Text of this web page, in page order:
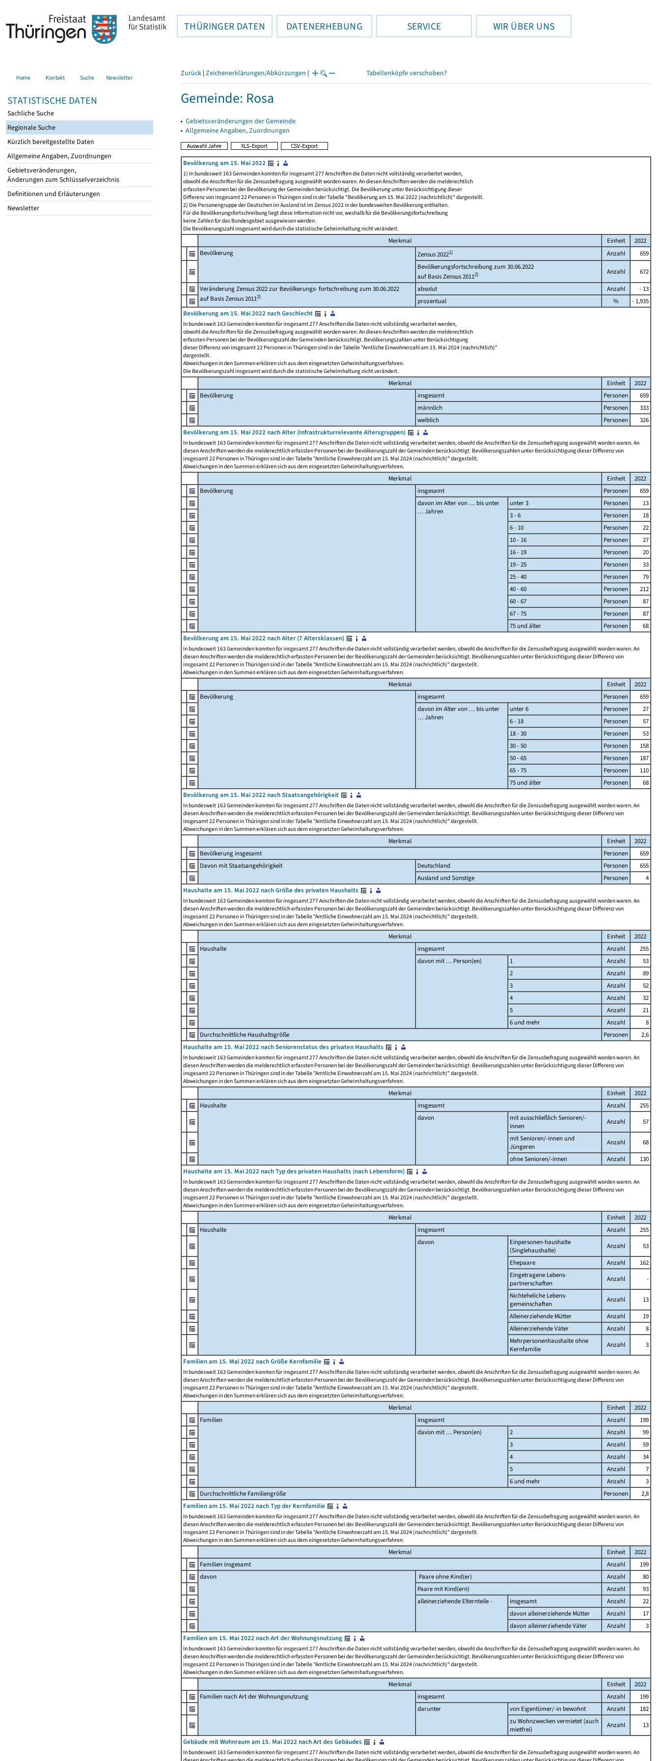
THÜRINGER DATEN DATENERHEBUNG SERVICE WIR ÜBER UNS
Home Kontakt Suche Newsletter
STATISTISCHE DATEN
Sachliche Suche
Regionale Suche
Kürzlich bereitgestellte Daten
Allgemeine Angaben, Zuordnungen
Gebietsveränderungen,
Änderungen zum Schlüsselverzeichnis
Definitionen und Erläuterungen
Newsletter
Zurück | Zeichenerklärungen/Abkürzungen | Tabellenköpfe verschoben?
Gemeinde: Rosa
▸ Gebietsveränderungen der Gemeinde
▸ Allgemeine Angaben, Zuordnungen
Bevölkerung am 15. Mai 2022
1) In bundesweit 163 Gemeinden konnten für insgesamt 277 Anschriften die Daten nicht vollständig verarbeitet werden,
obwohl die Anschriften für die Zensusbefragung ausgewählt worden waren. An diesen Anschriften werden die melderechtlich
erfassten Personen bei der Bevölkerung der Gemeinden berücksichtigt. Die Bevölkerung unter Berücksichtigung dieser
Differenz von insgesamt 22 Personen in Thüringen sind in der Tabelle "Bevölkerung am 15. Mai 2022 (nachrichtlich)" dargestellt.
2) Die Personengruppe der Deutschen im Ausland ist im Zensus 2022 in der bundesweiten Bevölkerung enthalten.
Für die Bevölkerungsfortschreibung liegt diese Information nicht vor, weshalb für die Bevölkerungsfortschreibung
keine Zahlen für das Bundesgebiet ausgewiesen werden.
Die Bevölkerungszahl insgesamt wird durch die statistische Geheimhaltung nicht verändert.
Merkmal Einheit
2022
Bevölkerung
Zensus 20221) Anzahl
659
Bevölkerungsfortschreibung zum 30.06.2022
auf Basis Zensus 20112) Anzahl 672
Veränderung Zensus 2022 zur Bevölkerungs- fortschreibung zum 30.06.2022
auf Basis Zensus 20112)
absolut Anzahl
- 13
prozentual
%
- 1,935
Bevölkerung am 15. Mai 2022 nach Geschlecht
In bundesweit 163 Gemeinden konnten für insgesamt 277 Anschriften die Daten nicht vollständig verarbeitet werden,
obwohl die Anschriften für die Zensusbefragung ausgewählt worden waren. An diesen Anschriften werden die melderechtlich
erfassten Personen bei der Bevölkerungszahl der Gemeinden berücksichtigt. Bevölkerungszahlen unter Berücksichtigung
dieser Differenz von insgesamt 22 Personen in Thüringen sind in der Tabelle "Amtliche Einwohnerzahl am 15. Mai 2024 (nachrichtlich)"
dargestellt.
Abweichungen in den Summen erklären sich aus dem eingesetzten Geheimhaltungsverfahren.
Die Bevölkerungszahl insgesamt wird durch die statistische Geheimhaltung nicht verändert.
Merkmal Einheit
2022
Bevölkerung
insgesamt Personen
659
männlich
Personen
333
weiblich
Personen
326
Bevölkerung am 15. Mai 2022 nach Alter (Infrastrukturrelevante Altersgruppen)
In bundesweit 163 Gemeinden konnten für insgesamt 277 Anschriften die Daten nicht vollständig verarbeitet werden, obwohl die Anschriften für die Zensusbefragung ausgewählt worden waren. An
diesen Anschriften werden die melderechtlich erfassten Personen bei der Bevölkerungszahl der Gemeinden berücksichtigt. Bevölkerungszahlen unter Berücksichtigung dieser Differenz von
insgesamt 22 Personen in Thüringen sind in der Tabelle "Amtliche Einwohnerzahl am 15. Mai 2024 (nachrichtlich)" dargestellt.
Abweichungen in den Summen erklären sich aus dem eingesetzten Geheimhaltungsverfahren.
Merkmal Einheit
2022
Bevölkerung
insgesamt Personen
659
davon im Alter von … bis unter
… Jahren
unter 3 Personen
13
3 - 6
Personen
18
6 - 10
Personen
22
10 - 16
Personen
27
16 - 19
Personen
20
19 - 25
Personen
33
25 - 40
Personen
79
40 - 60
Personen
212
60 - 67
Personen
87
67 - 75
Personen
87
75 und älter
Personen
68
Bevölkerung am 15. Mai 2022 nach Alter (7 Altersklassen)
In bundesweit 163 Gemeinden konnten für insgesamt 277 Anschriften die Daten nicht vollständig verarbeitet werden, obwohl die Anschriften für die Zensusbefragung ausgewählt worden waren. An
diesen Anschriften werden die melderechtlich erfassten Personen bei der Bevölkerungszahl der Gemeinden berücksichtigt. Bevölkerungszahlen unter Berücksichtigung dieser Differenz von
insgesamt 22 Personen in Thüringen sind in der Tabelle "Amtliche Einwohnerzahl am 15. Mai 2024 (nachrichtlich)" dargestellt.
Abweichungen in den Summen erklären sich aus dem eingesetzten Geheimhaltungsverfahren.
Merkmal Einheit
2022
Bevölkerung
insgesamt Personen
659
davon im Alter von … bis unter
… Jahren
unter 6 Personen
27
6 - 18
Personen
57
18 - 30
Personen
53
30 - 50
Personen
158
50 - 65
Personen
187
65 - 75
Personen
110
75 und älter
Personen
68
Bevölkerung am 15. Mai 2022 nach Staatsangehörigkeit
In bundesweit 163 Gemeinden konnten für insgesamt 277 Anschriften die Daten nicht vollständig verarbeitet werden, obwohl die Anschriften für die Zensusbefragung ausgewählt worden waren. An
diesen Anschriften werden die melderechtlich erfassten Personen bei der Bevölkerungszahl der Gemeinden berücksichtigt. Bevölkerungszahlen unter Berücksichtigung dieser Differenz von
insgesamt 22 Personen in Thüringen sind in der Tabelle "Amtliche Einwohnerzahl am 15. Mai 2024 (nachrichtlich)" dargestellt.
Abweichungen in den Summen erklären sich aus dem eingesetzten Geheimhaltungsverfahren.
Merkmal Einheit
2022
Bevölkerung insgesamt
Personen
659
Davon mit Staatsangehörigkeit
Deutschland Personen
655
Ausland und Sonstige
Personen
4
Haushalte am 15. Mai 2022 nach Größe des privaten Haushalts
In bundesweit 163 Gemeinden konnten für insgesamt 277 Anschriften die Daten nicht vollständig verarbeitet werden, obwohl die Anschriften für die Zensusbefragung ausgewählt worden waren. An
diesen Anschriften werden die melderechtlich erfassten Personen bei der Bevölkerungszahl der Gemeinden berücksichtigt. Bevölkerungszahlen unter Berücksichtigung dieser Differenz von
insgesamt 22 Personen in Thüringen sind in der Tabelle "Amtliche Einwohnerzahl am 15. Mai 2024 (nachrichtlich)" dargestellt.
Abweichungen in den Summen erklären sich aus dem eingesetzten Geheimhaltungsverfahren.
Merkmal Einheit
2022
Haushalte
insgesamt Anzahl
255
davon mit … Person(en)
1 Anzahl
53
2
Anzahl
89
3
Anzahl
52
4
Anzahl
32
5
Anzahl
21
6 und mehr
Anzahl
8
Durchschnittliche Haushaltsgröße
Personen
2,6
Haushalte am 15. Mai 2022 nach Seniorenstatus des privaten Haushalts
In bundesweit 163 Gemeinden konnten für insgesamt 277 Anschriften die Daten nicht vollständig verarbeitet werden, obwohl die Anschriften für die Zensusbefragung ausgewählt worden waren. An
diesen Anschriften werden die melderechtlich erfassten Personen bei der Bevölkerungszahl der Gemeinden berücksichtigt. Bevölkerungszahlen unter Berücksichtigung dieser Differenz von
insgesamt 22 Personen in Thüringen sind in der Tabelle "Amtliche Einwohnerzahl am 15. Mai 2024 (nachrichtlich)" dargestellt.
Abweichungen in den Summen erklären sich aus dem eingesetzten Geheimhaltungsverfahren.
Merkmal Einheit
2022
Haushalte
insgesamt Anzahl
255
davon
mit ausschließlich Senioren/-
innen
Anzahl
57
mit Senioren/-innen und
Jüngeren
Anzahl
68
ohne Senioren/-innen
Anzahl
130
Haushalte am 15. Mai 2022 nach Typ des privaten Haushalts (nach Lebensform)
In bundesweit 163 Gemeinden konnten für insgesamt 277 Anschriften die Daten nicht vollständig verarbeitet werden, obwohl die Anschriften für die Zensusbefragung ausgewählt worden waren. An
diesen Anschriften werden die melderechtlich erfassten Personen bei der Bevölkerungszahl der Gemeinden berücksichtigt. Bevölkerungszahlen unter Berücksichtigung dieser Differenz von
insgesamt 22 Personen in Thüringen sind in der Tabelle "Amtliche Einwohnerzahl am 15. Mai 2024 (nachrichtlich)" dargestellt.
Abweichungen in den Summen erklären sich aus dem eingesetzten Geheimhaltungsverfahren.
Merkmal Einheit
2022
Haushalte
insgesamt Anzahl
255
davon
Einpersonen-haushalte
(Singlehaushalte)
Anzahl
53
Ehepaare
Anzahl
162
Eingetragene Lebens-
partnerschaften
Anzahl
-
Nichteheliche Lebens-
gemeinschaften
Anzahl
13
Alleinerziehende Mütter
Anzahl
19
Alleinerziehende Väter
Anzahl
8
Mehrpersonenhaushalte ohne
Kernfamilie
Anzahl
3
Familien am 15. Mai 2022 nach Größe Kernfamilie
In bundesweit 163 Gemeinden konnten für insgesamt 277 Anschriften die Daten nicht vollständig verarbeitet werden, obwohl die Anschriften für die Zensusbefragung ausgewählt worden waren. An
diesen Anschriften werden die melderechtlich erfassten Personen bei der Bevölkerungszahl der Gemeinden berücksichtigt. Bevölkerungszahlen unter Berücksichtigung dieser Differenz von
insgesamt 22 Personen in Thüringen sind in der Tabelle "Amtliche Einwohnerzahl am 15. Mai 2024 (nachrichtlich)" dargestellt.
Abweichungen in den Summen erklären sich aus dem eingesetzten Geheimhaltungsverfahren.
Merkmal Einheit
2022
Familien
insgesamt Anzahl
199
davon mit … Person(en)
2 Anzahl
99
3
Anzahl
59
4
Anzahl
34
5
Anzahl
7
6 und mehr
Anzahl
3
Durchschnittliche Familiengröße
Personen
2,8
Familien am 15. Mai 2022 nach Typ der Kernfamilie
In bundesweit 163 Gemeinden konnten für insgesamt 277 Anschriften die Daten nicht vollständig verarbeitet werden, obwohl die Anschriften für die Zensusbefragung ausgewählt worden waren. An
diesen Anschriften werden die melderechtlich erfassten Personen bei der Bevölkerungszahl der Gemeinden berücksichtigt. Bevölkerungszahlen unter Berücksichtigung dieser Differenz von
insgesamt 22 Personen in Thüringen sind in der Tabelle "Amtliche Einwohnerzahl am 15. Mai 2024 (nachrichtlich)" dargestellt.
Abweichungen in den Summen erklären sich aus dem eingesetzten Geheimhaltungsverfahren.
Merkmal Einheit
2022
Familien insgesamt
Anzahl
199
davon
Paare ohne Kind(er) Anzahl
80
Paare mit Kind(ern)
Anzahl
93
alleinerziehende Elternteile -
insgesamt Anzahl
22
davon alleinerziehende Mütter
Anzahl
17
davon alleinerziehende Väter
Anzahl
3
Familien am 15. Mai 2022 nach Art der Wohnungsnutzung
In bundesweit 163 Gemeinden konnten für insgesamt 277 Anschriften die Daten nicht vollständig verarbeitet werden, obwohl die Anschriften für die Zensusbefragung ausgewählt worden waren. An
diesen Anschriften werden die melderechtlich erfassten Personen bei der Bevölkerungszahl der Gemeinden berücksichtigt. Bevölkerungszahlen unter Berücksichtigung dieser Differenz von
insgesamt 22 Personen in Thüringen sind in der Tabelle "Amtliche Einwohnerzahl am 15. Mai 2024 (nachrichtlich)" dargestellt.
Abweichungen in den Summen erklären sich aus dem eingesetzten Geheimhaltungsverfahren.
Merkmal Einheit
2022
Familien nach Art der Wohnungsnutzung
insgesamt Anzahl
199
darunter
von Eigentümer/-in bewohnt Anzahl
182
zu Wohnzwecken vermietet (auch
mietfrei)
Anzahl
13
Gebäude mit Wohnraum am 15. Mai 2022 nach Art des Gebäudes
In bundesweit 163 Gemeinden konnten für insgesamt 277 Anschriften die Daten nicht vollständig verarbeitet werden, obwohl die Anschriften für die Zensusbefragung ausgewählt worden waren. An